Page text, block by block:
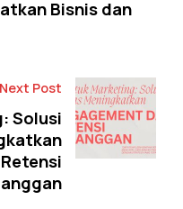
Bisnis dan
Next Post
Solusi